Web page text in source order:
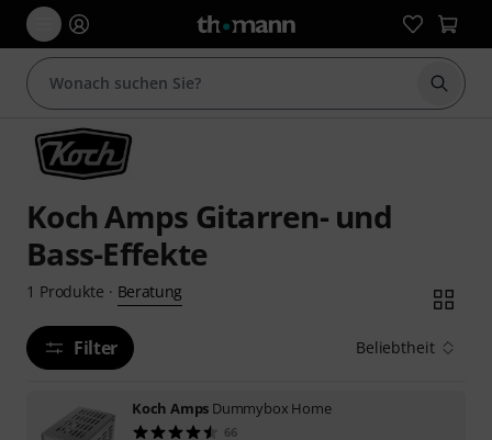
Suche
Koch Amps Gitarren- und
Bass-Effekte
1 Produkte · Beratung
Filter Beliebtheit
Koch Amps Dummybox Home
66